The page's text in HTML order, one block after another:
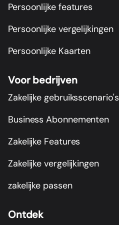
Persoonlijke features
Persoonlijke vergelijkingen
Persoonlijke Kaarten
Voor bedrijven
Zakelijke gebruiksscenario's
Business Abonnementen
Zakelijke Features
Zakelijke vergelijkingen
zakelijke passen
Ontdek